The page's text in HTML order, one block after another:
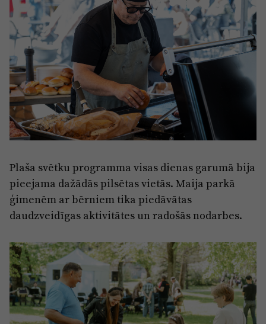
Plaša svētku programma visas dienas garumā bija
pieejama dažādās pilsētas vietās. Maija parkā
ģimenēm ar bērniem tika piedāvātas
daudzveidīgas aktivitātes un radošās nodarbes.